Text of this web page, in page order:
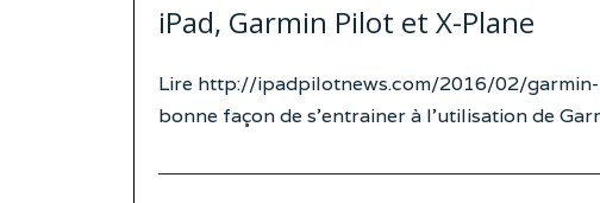
ON
iPad, Garmin Pilot et X-Plane
Lire http://ipadpilotnews.com/2016/02/
bonne façon de s’entrainer à l’utilisation de